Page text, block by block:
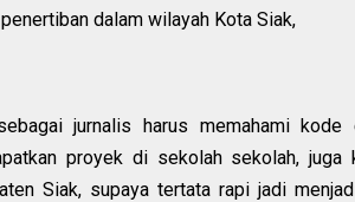
dalam wilayah Kota Siak,
jurnalis harus memahami
proyek di sekolah sekolah,
Siak, supaya tertata rapi jadi